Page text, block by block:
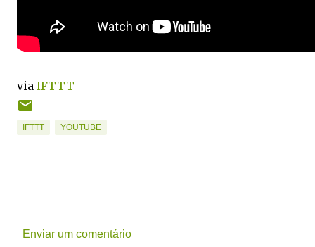
via IFTTT
IFTTT YOUTUBE
Enviar um comentário